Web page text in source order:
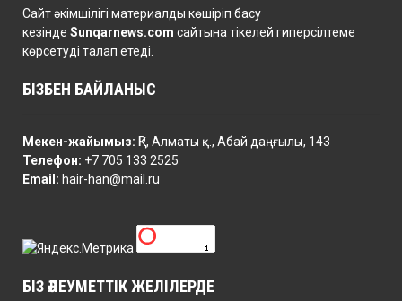
Сайт әкімшілігі материалды көшіріп басу
кезінде Sunqarnews.com сайтына тікелей гиперсілтеме
көрсетуді талап етеді.
БІЗБЕН БАЙЛАНЫС
Мекен-жайымыз: ҚР, Алматы қ., Абай даңғылы, 143
Телефон: +7 705 133 2525
Email: hair-han@mail.ru
БІЗ ӘЛЕУМЕТТІК ЖЕЛІЛЕРДЕ